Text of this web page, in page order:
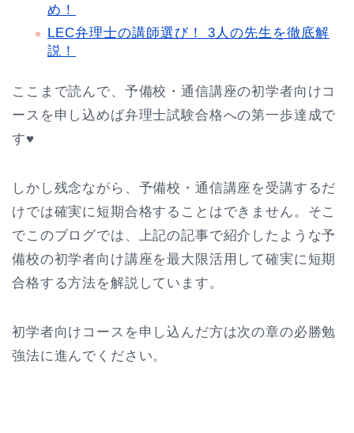
め！
LEC弁理士の講師選び！ 3人の先生を徹底解
説！
ここまで読んで、予備校・通信講座の初学者向けコ
ースを申し込めば弁理士試験合格への第一歩達成で
す♥
しかし残念ながら、予備校・通信講座を受講するだ
けでは確実に短期合格することはできません。そこ
でこのブログでは、上記の記事で紹介したような予
備校の初学者向け講座を最大限活用して確実に短期
合格する方法を解説しています。
初学者向けコースを申し込んだ方は次の章の必勝勉
強法に進んでください。